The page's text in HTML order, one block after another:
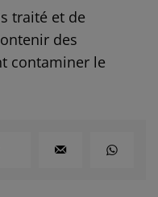
traité et de
des
contaminer le